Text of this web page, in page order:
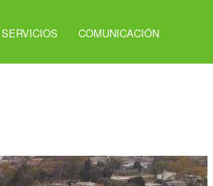
SERVICIOS COMUNICACIÓN